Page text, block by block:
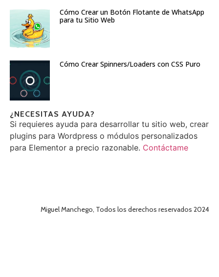
Cómo Crear un Botón Flotante de WhatsApp
para tu Sitio Web
Cómo Crear Spinners/Loaders con CSS Puro
¿NECESITAS AYUDA?
Si requieres ayuda para desarrollar tu sitio web, crear
plugins para Wordpress o módulos personalizados
para Elementor a precio razonable. Contáctame
Miguel Manchego, Todos los derechos reservados 2024